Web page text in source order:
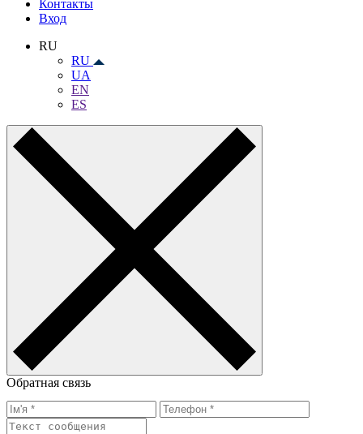
Контакты
Вход
RU
RU
UA
EN
ES
Обратная связь